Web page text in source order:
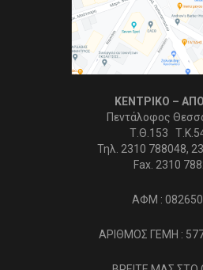
ΚΕΝΤΡΙΚΟ –
Πεντάλοφος
Τ.Θ.153
Τηλ. 2310 788048,
Fax. 2310
ΑΦΜ :
ΑΡΙΘΜΟΣ ΓΕΜΗ :